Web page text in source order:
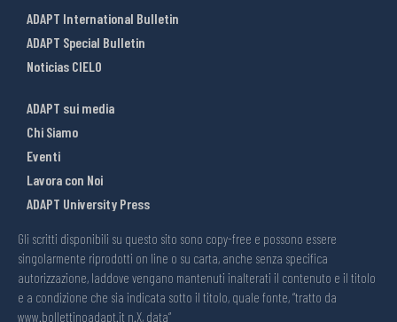
ADAPT International Bulletin
ADAPT Special Bulletin
Noticias CIELO
ADAPT sui media
Chi Siamo
Eventi
Lavora con Noi
ADAPT University Press
Gli scritti disponibili su questo sito sono copy-free e possono essere
singolarmente riprodotti on line o su carta, anche senza specifica
autorizzazione, laddove vengano mantenuti inalterati il contenuto e il titolo
e a condizione che sia indicata sotto il titolo, quale fonte, “tratto da
www.bollettinoadapt.it n.X, data“